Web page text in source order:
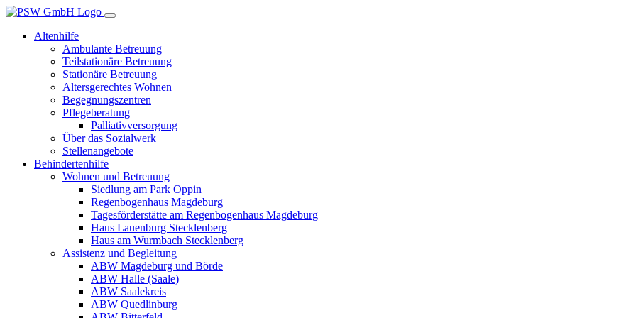
Altenhilfe
Ambulante Betreuung
Teilstationäre Betreuung
Stationäre Betreuung
Altersgerechtes Wohnen
Begegnungszentren
Pflegeberatung
Palliativversorgung
Über das Sozialwerk
Stellenangebote
Behindertenhilfe
Wohnen und Betreuung
Siedlung am Park Oppin
Regenbogenhaus Magdeburg
Tagesförderstätte am Regenbogenhaus Magdeburg
Haus Lauenburg Stecklenberg
Haus am Wurmbach Stecklenberg
Assistenz und Begleitung
ABW Magdeburg und Börde
ABW Halle (Saale)
ABW Saalekreis
ABW Quedlinburg